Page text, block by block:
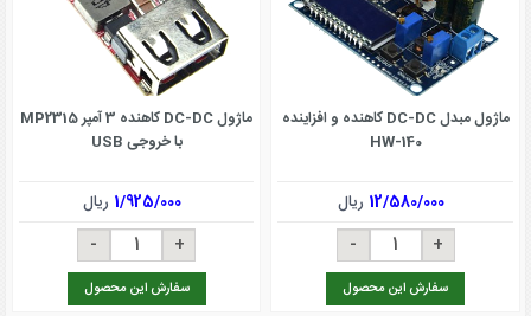
ماژول مبدل DC-DC کاهنده و افزاینده
HW-140
12/580/000 ریال
سفارش این محصول
ماژول DC-DC کاهنده 3 آمپر MP2315
با خروجی USB
1/925/000 ریال
سفارش این محصول